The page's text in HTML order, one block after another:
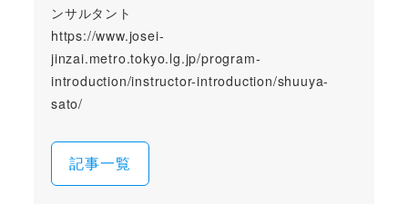
ンサルタント
https://www.josei-
jinzai.metro.tokyo.lg.jp/program-
introduction/instructor-introduction/shuuya-
sato/
記事一覧